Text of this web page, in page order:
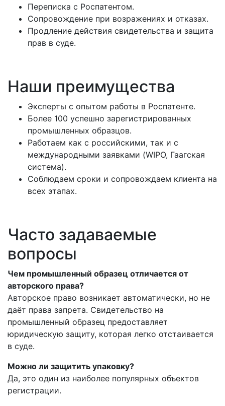
Переписка с Роспатентом.
Сопровождение при возражениях и отказах.
Продление действия свидетельства и защита
прав в суде.
Наши преимущества
Эксперты с опытом работы в Роспатенте.
Более 100 успешно зарегистрированных
промышленных образцов.
Работаем как с российскими, так и с
международными заявками (WIPO, Гаагская
система).
Соблюдаем сроки и сопровождаем клиента на
всех этапах.
Часто задаваемые
вопросы
Чем промышленный образец отличается от
авторского права?
Авторское право возникает автоматически, но не
даёт права запрета. Свидетельство на
промышленный образец предоставляет
юридическую защиту, которая легко отстаивается
в суде.
Можно ли защитить упаковку?
Да, это один из наиболее популярных объектов
регистрации.